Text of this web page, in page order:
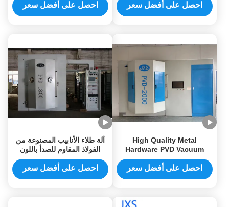
احصل على أفضل سعر احصل على أفضل سعر
High Quality Metal
Hardware PVD Vacuum
Coating Machine Stainless
Steel PVD Coating Machine
احصل على أفضل سعر
آلة طلاء الأنابيب المصنوعة من
الفولاذ المقاوم للصدأ باللون
الذهبي والتيتانيوم، نظام طلاء
PVD للمعادن باللون الذهبي، آلة
احصل على أفضل سعر